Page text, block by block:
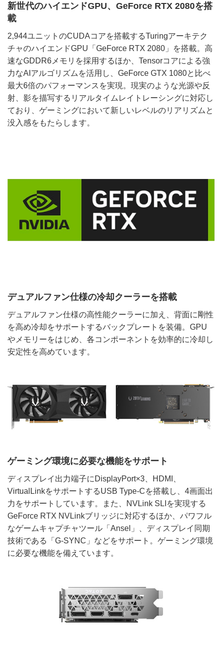
新世代のハイエンドGPU、GeForce RTX 2080を搭
載
2,944ユニットのCUDAコアを搭載するTuringアーキテク
チャのハイエンドGPU「GeForce RTX 2080」を搭載。高
速なGDDR6メモリを採用するほか、Tensorコアによる強
力なAIアルゴリズムを活用し、GeForce GTX 1080と比べ
最大6倍のパフォーマンスを実現。現実のような光源や反
射、影を描写するリアルタイムレイトレーシングに対応し
ており、ゲーミングにおいて新しいレベルのリアリズムと
没入感をもたらします。
デュアルファン仕様の冷却クーラーを搭載
デュアルファン仕様の高性能クーラーに加え、背面に剛性
を高め冷却をサポートするバックプレートを装備。GPU
やメモリーをはじめ、各コンポーネントを効率的に冷却し
安定性を高めています。
ゲーミング環境に必要な機能をサポート
ディスプレイ出力端子にDisplayPort×3、HDMI、
VirtualLinkをサポートするUSB Type-Cを搭載し、4画面出
力をサポートしています。また、NVLink SLIを実現する
GeForce RTX NVLinkブリッジに対応するほか、パワフル
なゲームキャプチャツール「Ansel」、ディスプレイ同期
技術である「G-SYNC」などをサポート。ゲーミング環境
に必要な機能を備えています。